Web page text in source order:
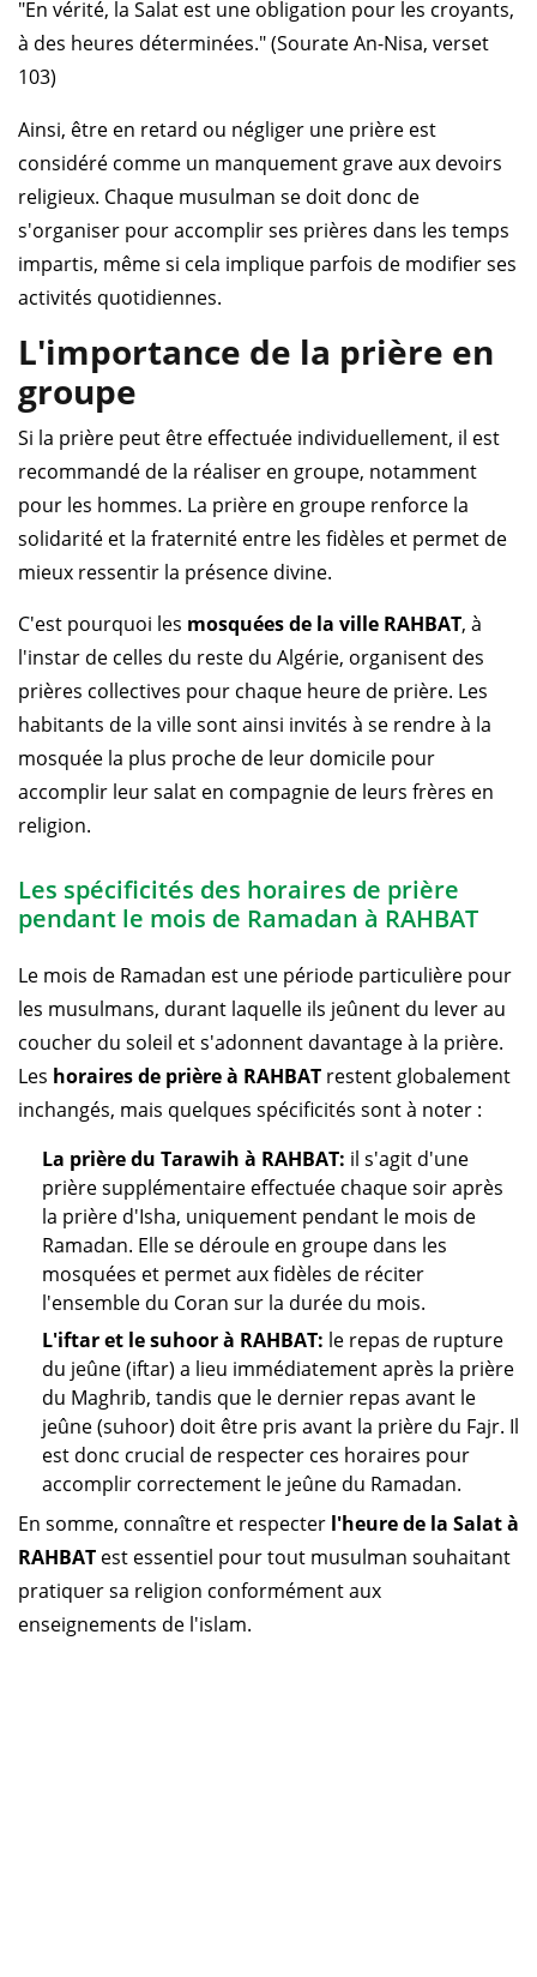
"En vérité, la Salat est une obligation pour les croyants,
à des heures déterminées." (Sourate An-Nisa, verset
103)
Ainsi, être en retard ou négliger une prière est
considéré comme un manquement grave aux devoirs
religieux. Chaque musulman se doit donc de
s'organiser pour accomplir ses prières dans les temps
impartis, même si cela implique parfois de modifier ses
activités quotidiennes.
L'importance de la prière en
groupe
Si la prière peut être effectuée individuellement, il est
recommandé de la réaliser en groupe, notamment
pour les hommes. La prière en groupe renforce la
solidarité et la fraternité entre les fidèles et permet de
mieux ressentir la présence divine.
C'est pourquoi les mosquées de la ville RAHBAT, à
l'instar de celles du reste du Algérie, organisent des
prières collectives pour chaque heure de prière. Les
habitants de la ville sont ainsi invités à se rendre à la
mosquée la plus proche de leur domicile pour
accomplir leur salat en compagnie de leurs frères en
religion.
Les spécificités des horaires de prière
pendant le mois de Ramadan à RAHBAT
Le mois de Ramadan est une période particulière pour
les musulmans, durant laquelle ils jeûnent du lever au
coucher du soleil et s'adonnent davantage à la prière.
Les horaires de prière à RAHBAT restent globalement
inchangés, mais quelques spécificités sont à noter :
La prière du Tarawih à RAHBAT: il s'agit d'une
prière supplémentaire effectuée chaque soir après
la prière d'Isha, uniquement pendant le mois de
Ramadan. Elle se déroule en groupe dans les
mosquées et permet aux fidèles de réciter
l'ensemble du Coran sur la durée du mois.
L'iftar et le suhoor à RAHBAT: le repas de rupture
du jeûne (iftar) a lieu immédiatement après la prière
du Maghrib, tandis que le dernier repas avant le
jeûne (suhoor) doit être pris avant la prière du Fajr. Il
est donc crucial de respecter ces horaires pour
accomplir correctement le jeûne du Ramadan.
En somme, connaître et respecter l'heure de la Salat à
RAHBAT est essentiel pour tout musulman souhaitant
pratiquer sa religion conformément aux
enseignements de l'islam.